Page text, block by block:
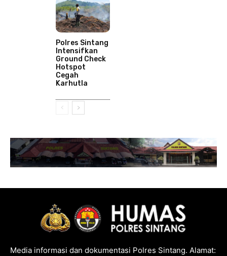
Polres Sintang
Intensifkan
Ground Check
Hotspot
Cegah
Karhutla
Media informasi dan dokumentasi Polres Sintang. Alamat: